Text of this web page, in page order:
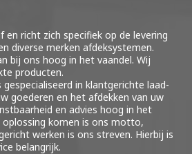
en richt zich specifiek op de levering
diverse merken afdeksystemen.
bij ons hoog in het vaandel. Wij
producten.
in klantgerichte laad-
goederen en het afdekken van uw
en advies hoog in het
komen is ons motto,
werken is ons streven. Hierbij is
belangrijk.